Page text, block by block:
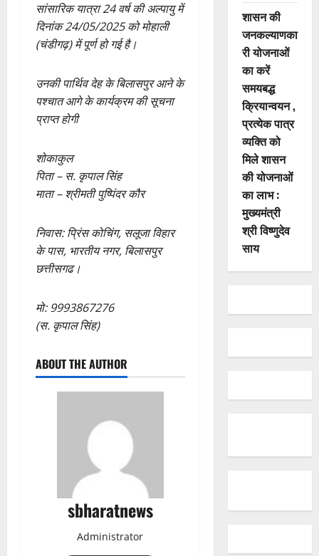
सांसारिक यात्रा 24 वर्ष की अल्पायु में
दिनांक 24/05/2025 को मोहाली
(चंडीगढ़) में पूर्ण हो गई है।
उनकी पार्थिव देह के बिलासपुर आने के
पश्चात आगे के कार्यक्रम की सूचना
प्राप्त होगी
शोकाकुल
पिता – स. कृपाल सिंह
माता – श्रीमती पुष्पिंदर कौर
निवास: प्रिंस कोचिंग, सलूजा विहार
के पास, भारतीय नगर, बिलासपुर
छत्तीसगढ।
मो: 9993867276
(स. कृपाल सिंह)
ABOUT THE AUTHOR
sbharatnews
Administrator
शासन की
जनकल्याणका
री योजनाओं
का करें
समयबद्ध
क्रियान्वयन ,
प्रत्येक पात्र
व्यक्ति को
मिले शासन
की योजनाओं
का लाभ :
मुख्यमंत्री
श्री विष्णुदेव
साय